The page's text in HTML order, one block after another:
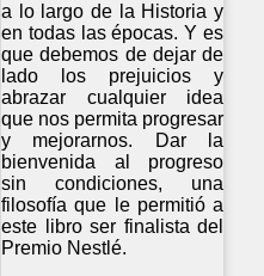
a lo largo de la Historia y
en todas las épocas. Y es
que debemos de dejar de
lado los prejuicios y
abrazar cualquier idea
que nos permita progresar
y mejorarnos. Dar la
bienvenida al progreso
sin condiciones, una
filosofía que le permitió a
este libro ser finalista del
Premio Nestlé.